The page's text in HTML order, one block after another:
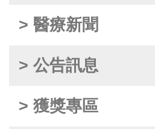
> 醫療新聞
> 公告訊息
> 獲獎專區